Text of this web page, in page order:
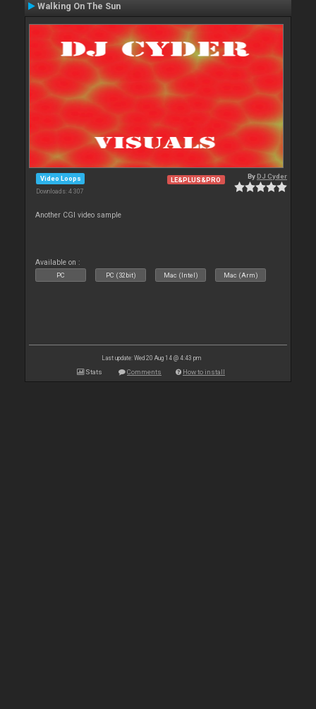
Walking On The Sun
Video Loops
Downloads: 4 307
LE&PLUS&PRO ByDJ Cyder
Another CGI video sample
Available on :
PC PC (32bit) Mac (Intel) Mac (Arm)
Last update: Wed 20 Aug 14 @ 4:43 pm
Stats Comments How to install